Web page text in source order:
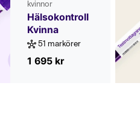
kvinnor
Hälsokontroll
Kvinna
51 markörer
1 695 kr